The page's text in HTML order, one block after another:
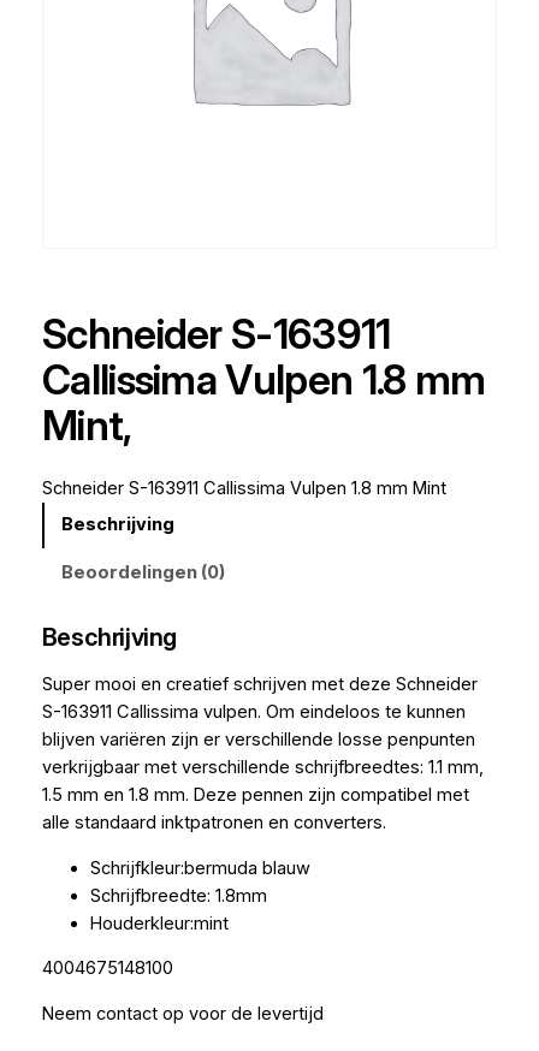
Schneider S-163911
Callissima Vulpen 1.8 mm
Mint,
Schneider S-163911 Callissima Vulpen 1.8 mm Mint
Beschrijving
Beoordelingen (0)
Beschrijving
Super mooi en creatief schrijven met deze Schneider
S-163911 Callissima vulpen. Om eindeloos te kunnen
blijven variëren zijn er verschillende losse penpunten
verkrijgbaar met verschillende schrijfbreedtes: 1.1 mm,
1.5 mm en 1.8 mm. Deze pennen zijn compatibel met
alle standaard inktpatronen en converters.
Schrijfkleur:bermuda blauw
Schrijfbreedte: 1.8mm
Houderkleur:mint
4004675148100
Neem contact op voor de levertijd